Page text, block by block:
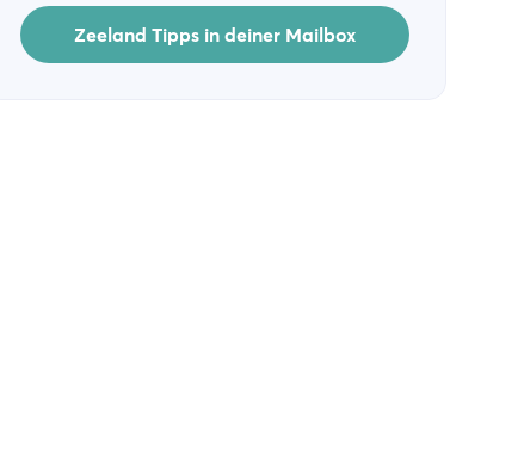
Zeeland Tipps in deiner Mailbox